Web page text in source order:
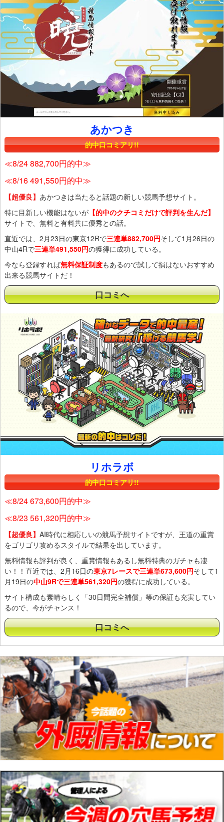
あかつき
的中口コミアリ!!
≪8/24 882,700円的中≫
≪8/16 491,550円的中≫
【超優良】 あかつきは当たると話題の新しい競馬予想サイト。
特に目新しい機能はないが 【的中のクチコミだけで評判を生んだ】
サイトで、無料と有料共に優秀との話。
直近では、2月23日の東京12Rで三連単882,700円そして1月26日の
中山4Rで三連単491,550円の獲得に成功している。
今なら登録すれば無料保証制度もあるので試して損はないおすすめ
出来る競馬サイトだ！
口コミへ
リホラボ
的中口コミアリ!!
≪8/24 673,600円的中≫
≪8/23 561,320円的中≫
【超優良】 AI時代に相応しいの競馬予想サイトですが、王道の重賞
をゴリゴリ攻めるスタイルで結果を出しています。
無料情報も評判が良く、重賞情報もあるし無料特典のガチャも凄
い！！直近では、2月16日の東京7レースで三連単673,600円そして1
月19日の中山9Rで三連単561,320円の獲得に成功している。
サイト構成も素晴らしく「30日間完全補償」等の保証も充実してい
るので、今がチャンス！
口コミへ